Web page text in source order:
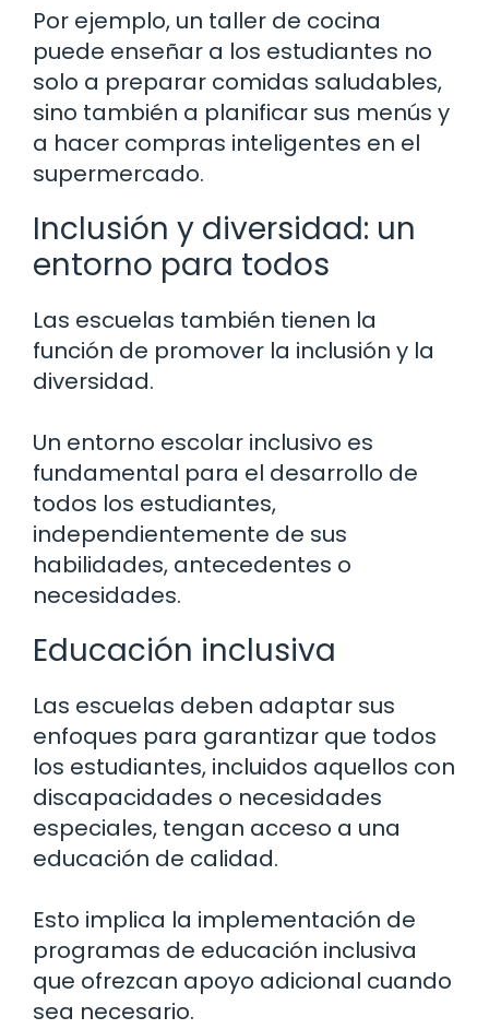
Por ejemplo, un taller de cocina
puede enseñar a los estudiantes no
solo a preparar comidas saludables,
sino también a planificar sus menús y
a hacer compras inteligentes en el
supermercado.
Inclusión y diversidad: un
entorno para todos
Las escuelas también tienen la
función de promover la inclusión y la
diversidad.
Un entorno escolar inclusivo es
fundamental para el desarrollo de
todos los estudiantes,
independientemente de sus
habilidades, antecedentes o
necesidades.
Educación inclusiva
Las escuelas deben adaptar sus
enfoques para garantizar que todos
los estudiantes, incluidos aquellos con
discapacidades o necesidades
especiales, tengan acceso a una
educación de calidad.
Esto implica la implementación de
programas de educación inclusiva
que ofrezcan apoyo adicional cuando
sea necesario.